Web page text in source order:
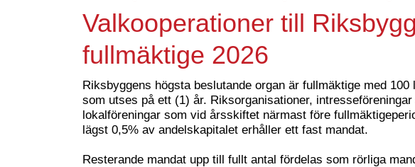
Valkooperationer till
fullmäktige 2026
Riksbyggens högsta beslutande organ är fullmäktige med 100
som utses på ett (1) år. Riksorganisationer, intresseföreningar
lokalföreningar som vid årsskiftet närmast före
lägst 0,5% av andelskapitalet erhåller ett fast mandat.
Resterande mandat upp till fullt antal fördelas som rörliga